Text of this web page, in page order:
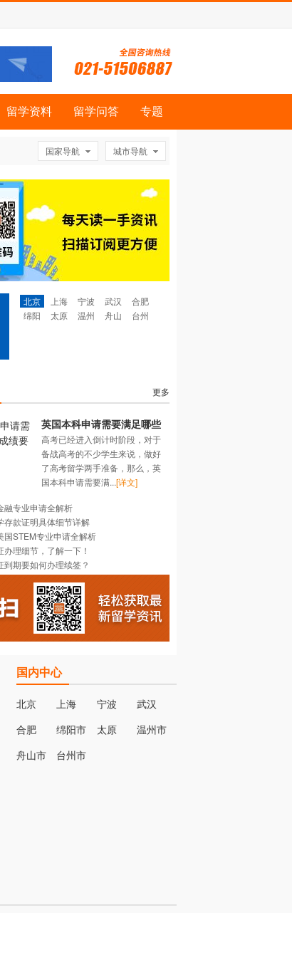
留学资料 留学问答 专题
国家导航 城市导航
北京 上海 宁波 武汉
合肥
绵阳
太原 温州 舟山 台州
更多
英国本科申请需要满足哪些
成绩要求？
高考已经进入倒计时阶段，对于
备战高考的不少学生来说，做好
了高考留学两手准备，那么，英
国本科申请需要满...[详文]
融专业申请全解析
存款证明具体细节详解
国STEM专业申请全解析
理细节，了解一下！
到期要如何办理续签？
国内中心
北京 上海 宁波 武汉
合肥 绵阳市 太原 温州市
舟山市 台州市